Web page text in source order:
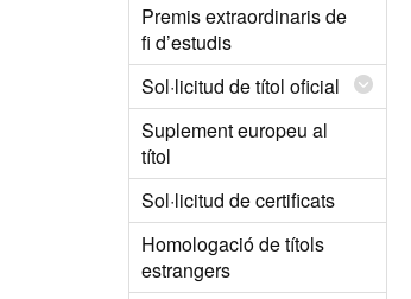
Premis extraordinaris de
fi d’estudis
Sol·licitud de títol oficial
Suplement europeu al
títol
Sol·licitud de certificats
Homologació de títols
estrangers